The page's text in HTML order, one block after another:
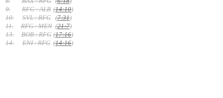
9.
RFG : ALB (14:10)
10.
SVL : RFG (7:31)
11.
RFG : MEN (21:7)
13.
BOB : RFG (17:16)
14.
ENI : RFG (14:16)